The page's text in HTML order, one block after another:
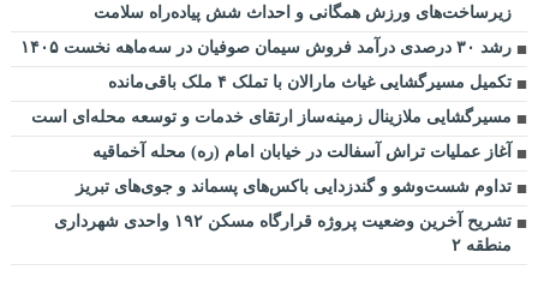
زیرساخت‌های ورزش همگانی و احداث شش پیاده‌راه سلامت
رشد ۳۰ درصدی درآمد فروش سیمان صوفیان در سه‌ماهه نخست ۱۴۰۵
تکمیل مسیرگشایی غیاث مارالان با تملک ۴ ملک باقی‌مانده
مسیرگشایی ملازینال زمینه‌ساز ارتقای خدمات و توسعه محله‌ای است
آغاز عملیات تراش آسفالت در خیابان امام (ره) محله آخماقیه
تداوم شست‌وشو و گندزدایی باکس‌های پسماند و جوی‌های تبریز
تشریح آخرین وضعیت پروژه قرارگاه مسکن ۱۹۲ واحدی شهرداری
منطقه ۲